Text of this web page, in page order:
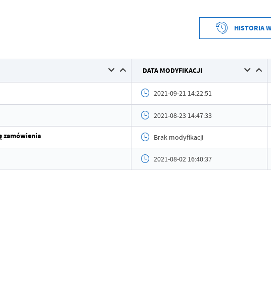
Wytworzył
Data opublikowania
Ostatnio zaktualizował
HISTORIA
DATA MODYFIKACJI
2021-09-21 14:22:51
2021-08-23 14:47:33
zamówienia Brak modyfikacji
2021-08-02 16:40:37